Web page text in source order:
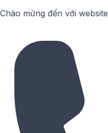
Chào mừng đến với website